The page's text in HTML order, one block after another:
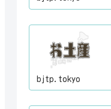
bjtp.tokyo